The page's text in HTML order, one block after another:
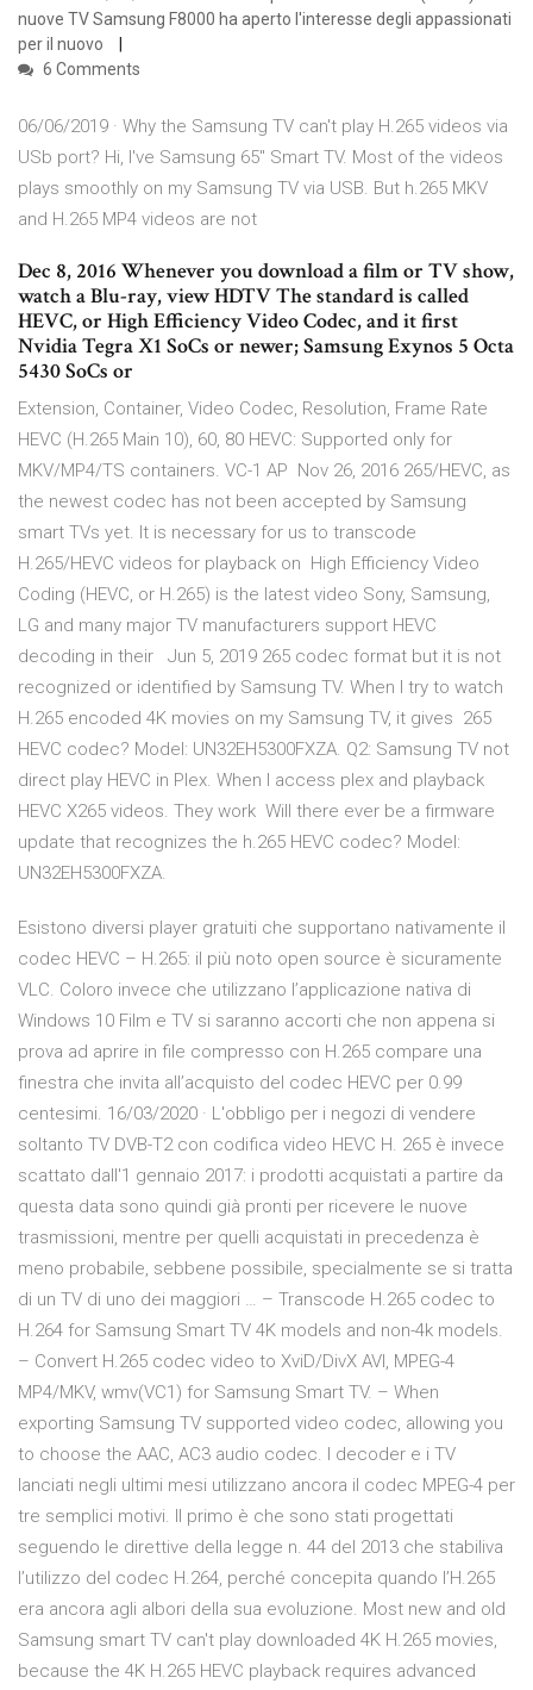
nuove TV Samsung F8000 ha aperto l'interesse degli appassionati
per il nuovo
6 Comments
06/06/2019 · Why the Samsung TV can't play H.265 videos via
USb port? Hi, I've Samsung 65" Smart TV. Most of the videos
plays smoothly on my Samsung TV via USB. But h.265 MKV
and H.265 MP4 videos are not
Dec 8, 2016 Whenever you download a film or TV show,
watch a Blu-ray, view HDTV The standard is called
HEVC, or High Efficiency Video Codec, and it first
Nvidia Tegra X1 SoCs or newer; Samsung Exynos 5 Octa
5430 SoCs or
Extension, Container, Video Codec, Resolution, Frame Rate
HEVC (H.265 Main 10), 60, 80 HEVC: Supported only for
MKV/MP4/TS containers. VC-1 AP Nov 26, 2016 265/HEVC, as
the newest codec has not been accepted by Samsung
smart TVs yet. It is necessary for us to transcode
H.265/HEVC videos for playback on High Efficiency Video
Coding (HEVC, or H.265) is the latest video Sony, Samsung,
LG and many major TV manufacturers support HEVC
decoding in their Jun 5, 2019 265 codec format but it is not
recognized or identified by Samsung TV. When I try to watch
H.265 encoded 4K movies on my Samsung TV, it gives 265
HEVC codec? Model: UN32EH5300FXZA. Q2: Samsung TV not
direct play HEVC in Plex. When I access plex and playback
HEVC X265 videos. They work Will there ever be a firmware
update that recognizes the h.265 HEVC codec? Model:
UN32EH5300FXZA.
Esistono diversi player gratuiti che supportano nativamente il
codec HEVC – H.265: il più noto open source è sicuramente
VLC. Coloro invece che utilizzano l’applicazione nativa di
Windows 10 Film e TV si saranno accorti che non appena si
prova ad aprire in file compresso con H.265 compare una
finestra che invita all’acquisto del codec HEVC per 0.99
centesimi. 16/03/2020 · L'obbligo per i negozi di vendere
soltanto TV DVB-T2 con codifica video HEVC H. 265 è invece
scattato dall'1 gennaio 2017: i prodotti acquistati a partire da
questa data sono quindi già pronti per ricevere le nuove
trasmissioni, mentre per quelli acquistati in precedenza è
meno probabile, sebbene possibile, specialmente se si tratta
di un TV di uno dei maggiori … – Transcode H.265 codec to
H.264 for Samsung Smart TV 4K models and non-4k models.
– Convert H.265 codec video to XviD/DivX AVI, MPEG-4
MP4/MKV, wmv(VC1) for Samsung Smart TV. – When
exporting Samsung TV supported video codec, allowing you
to choose the AAC, AC3 audio codec. I decoder e i TV
lanciati negli ultimi mesi utilizzano ancora il codec MPEG-4 per
tre semplici motivi. Il primo è che sono stati progettati
seguendo le direttive della legge n. 44 del 2013 che stabiliva
l’utilizzo del codec H.264, perché concepita quando l’H.265
era ancora agli albori della sua evoluzione. Most new and old
Samsung smart TV can't play downloaded 4K H.265 movies,
because the 4K H.265 HEVC playback requires advanced